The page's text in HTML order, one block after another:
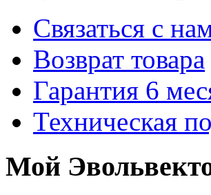
Связаться с
Возврат товара
Гарантия 6
Техническая
Мой